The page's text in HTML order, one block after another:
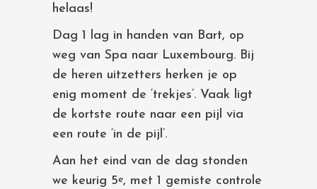
helaas!
Dag 1 lag in handen van Bart, op
weg van Spa naar Luxembourg. Bij
de heren uitzetters herken je op
enig moment de ‘trekjes’. Vaak ligt
de kortste route naar een pijl via
een route ‘in de pijl’.
Aan het eind van de dag stonden
we keurig 5e, met 1 gemiste controle